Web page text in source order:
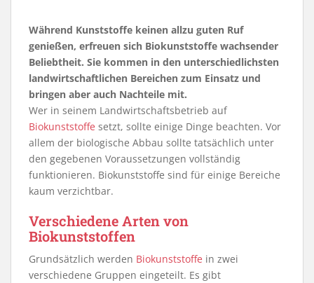
Während Kunststoffe keinen allzu guten Ruf
genießen, erfreuen sich Biokunststoffe wachsender
Beliebtheit. Sie kommen in den unterschiedlichsten
landwirtschaftlichen Bereichen zum Einsatz und
bringen aber auch Nachteile mit.
Wer in seinem Landwirtschaftsbetrieb auf
Biokunststoffe setzt, sollte einige Dinge beachten. Vor
allem der biologische Abbau sollte tatsächlich unter
den gegebenen Voraussetzungen vollständig
funktionieren. Biokunststoffe sind für einige Bereiche
kaum verzichtbar.
Verschiedene Arten von
Biokunststoffen
Grundsätzlich werden Biokunststoffe in zwei
verschiedene Gruppen eingeteilt. Es gibt